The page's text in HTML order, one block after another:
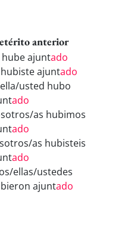
anterior
hube ajuntado
ajuntado
usted hubo
ado
as hubimos
ado
as hubisteis
ado
ellas/ustedes
ajuntado